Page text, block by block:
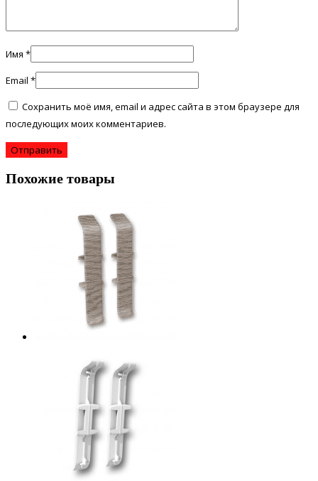
Имя *
Email *
Сохранить моё имя, email и адрес сайта в этом браузере для
последующих моих комментариев.
Похожие товары